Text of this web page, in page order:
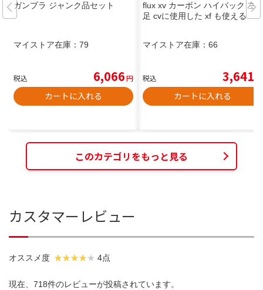
ガンプラ ジャンク品セット
マイストア在庫： 79
税込 6,066円
カートに入れる
flux xv カーボン ハイバック 左
足 cvに使用した xf も使える
マイストア在庫： 66
税込 3,641
カートに入れる
このカテゴリをもっと見る
カスタマーレビュー
オススメ度 4点
現在、718件のレビューが投稿されています。